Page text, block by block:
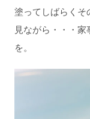
塗ってしばらくそ
見ながら・・・
を。